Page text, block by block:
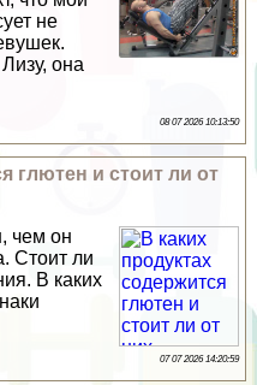
не
она
08 07 2026 10:13:50
глютен и стоит ли от
чем он
Стоит ли
В каких
07 07 2026 14:20:59